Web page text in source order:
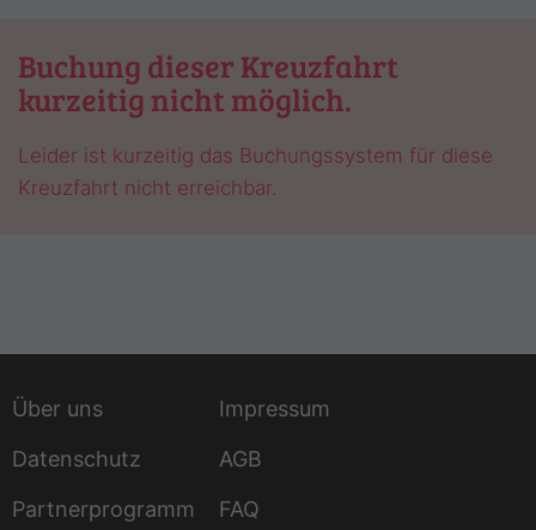
Buchung dieser Kreuzfahrt
kurzeitig nicht möglich.
Leider ist kurzeitig das Buchungssystem für diese
Kreuzfahrt nicht erreichbar.
Über uns
Impressum
Datenschutz
AGB
Partnerprogramm
FAQ